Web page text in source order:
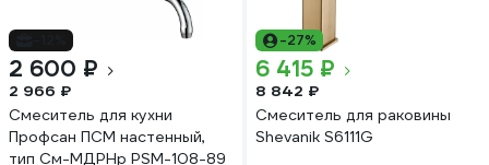
2 600 ₽
2 966 ₽
Смеситель для кухни
Профсан ПСМ настенный,
тип См-МДРНр PSM-108-89
-27%
6 415 ₽
8 842 ₽
Смеситель для раковины
Shevanik S6111G